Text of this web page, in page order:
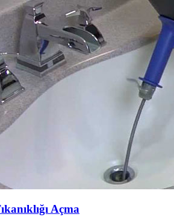
Açma